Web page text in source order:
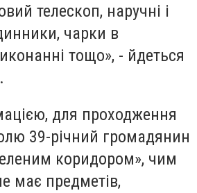
телескоп, наручні і
чарки в
тощо», - йдеться
.
для проходження
39-річний громадянин
коридором», чим
має предметів,